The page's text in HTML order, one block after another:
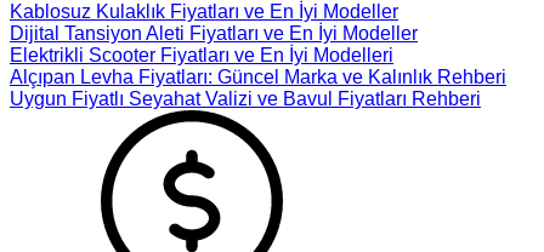
Kablosuz Kulaklık Fiyatları ve En İyi Modeller
Dijital Tansiyon Aleti Fiyatları ve En İyi Modeller
Elektrikli Scooter Fiyatları ve En İyi Modelleri
Alçıpan Levha Fiyatları: Güncel Marka ve Kalınlık Rehberi
Uygun Fiyatlı Seyahat Valizi ve Bavul Fiyatları Rehberi